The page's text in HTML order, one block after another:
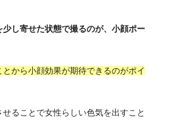
し寄せた状態で撮るのが、小顔ポー
から小顔効果が期待できるのがポイ
せることで女性らしい色気を出すこと